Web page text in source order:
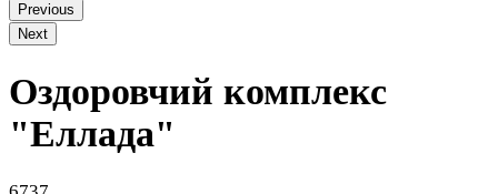
Previous
Next
Оздоровчий комплекс
"Еллада"